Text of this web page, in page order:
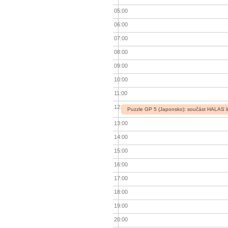
05:00
06:00
07:00
08:00
09:00
10:00
11:00
12:00Puzzle GP 5 (Japonsko): součást HALAS
13:00
14:00
15:00
16:00
17:00
18:00
19:00
20:00